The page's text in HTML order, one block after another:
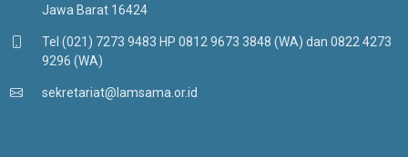
Jawa Barat 16424
Tel (021) 7273 9483 HP 0812 9673 3848 (WA) dan 0822 4273
9296 (WA)
sekretariat@lamsama.or.id